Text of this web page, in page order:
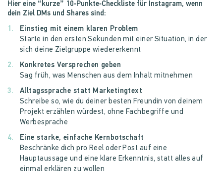
Hier eine “kurze” 10‑Punkte‑Checkliste für Instagram, wenn
dein Ziel DMs und Shares sind:
Einstieg mit einem klaren Problem
Starte in den ersten Sekunden mit einer Situation, in der
sich deine Zielgruppe wiedererkennt
Konkretes Versprechen geben
Sag früh, was Menschen aus dem Inhalt mitnehmen
Alltagssprache statt Marketingtext
Schreibe so, wie du deiner besten Freundin von deinem
Projekt erzählen würdest, ohne Fachbegriffe und
Werbesprache
Eine starke, einfache Kernbotschaft
Beschränke dich pro Reel oder Post auf eine
Hauptaussage und eine klare Erkenntnis, statt alles auf
einmal erklären zu wollen